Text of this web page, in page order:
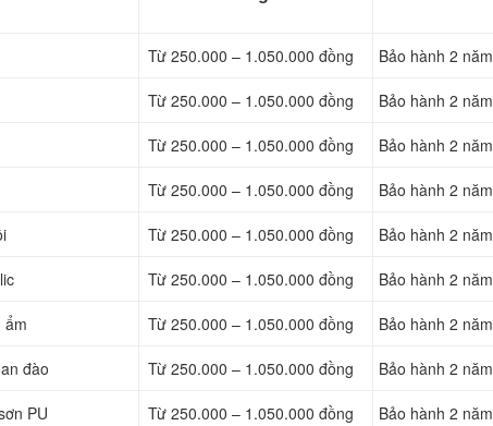
Từ 250.000 – 1.050.000 đồng Bảo hành 2 năm
Từ 250.000 – 1.050.000 đồng Bảo hành 2 năm
Từ 250.000 – 1.050.000 đồng Bảo hành 2 năm
Từ 250.000 – 1.050.000 đồng Bảo hành 2 năm
Từ 250.000 – 1.050.000 đồng Bảo hành 2 năm
Từ 250.000 – 1.050.000 đồng Bảo hành 2 năm
ẩm Từ 250.000 – 1.050.000 đồng Bảo hành 2 năm
đào Từ 250.000 – 1.050.000 đồng Bảo hành 2 năm
PU Từ 250.000 – 1.050.000 đồng Bảo hành 2 năm